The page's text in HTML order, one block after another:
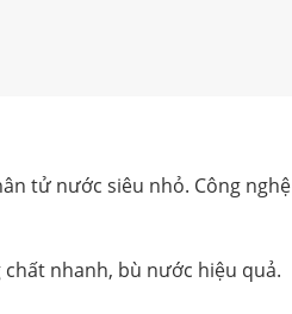
tử nước siêu nhỏ. Công nghệ
nhanh, bù nước hiệu quả.